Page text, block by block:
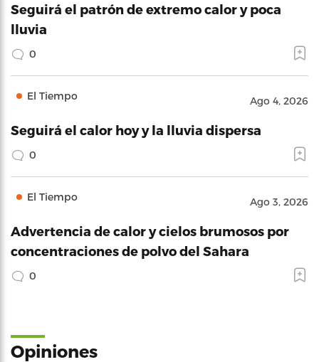
Seguirá el patrón de extremo calor y poca
lluvia
0
El Tiempo Ago 4, 2026
Seguirá el calor hoy y la lluvia dispersa
0
El Tiempo Ago 3, 2026
Advertencia de calor y cielos brumosos por
concentraciones de polvo del Sahara
0
Opiniones